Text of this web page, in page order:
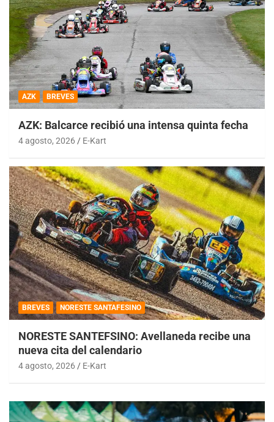
AZK BREVES
AZK: Balcarce recibió una intensa quinta fecha
4 agosto, 2026 E-Kart
BREVES NORESTE SANTAFESINO
NORESTE SANTEFSINO: Avellaneda recibe una
nueva cita del calendario
4 agosto, 2026 E-Kart